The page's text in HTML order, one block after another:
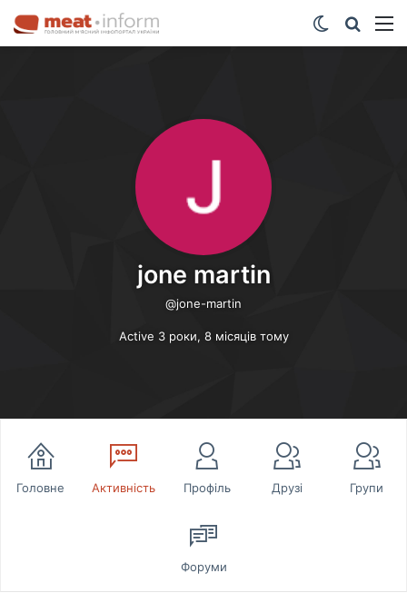
Switch skin
jone martin
@jone-martin
Active 3 роки, 8 місяців тому
Головне Активність Профіль Друзі Групи
Форуми